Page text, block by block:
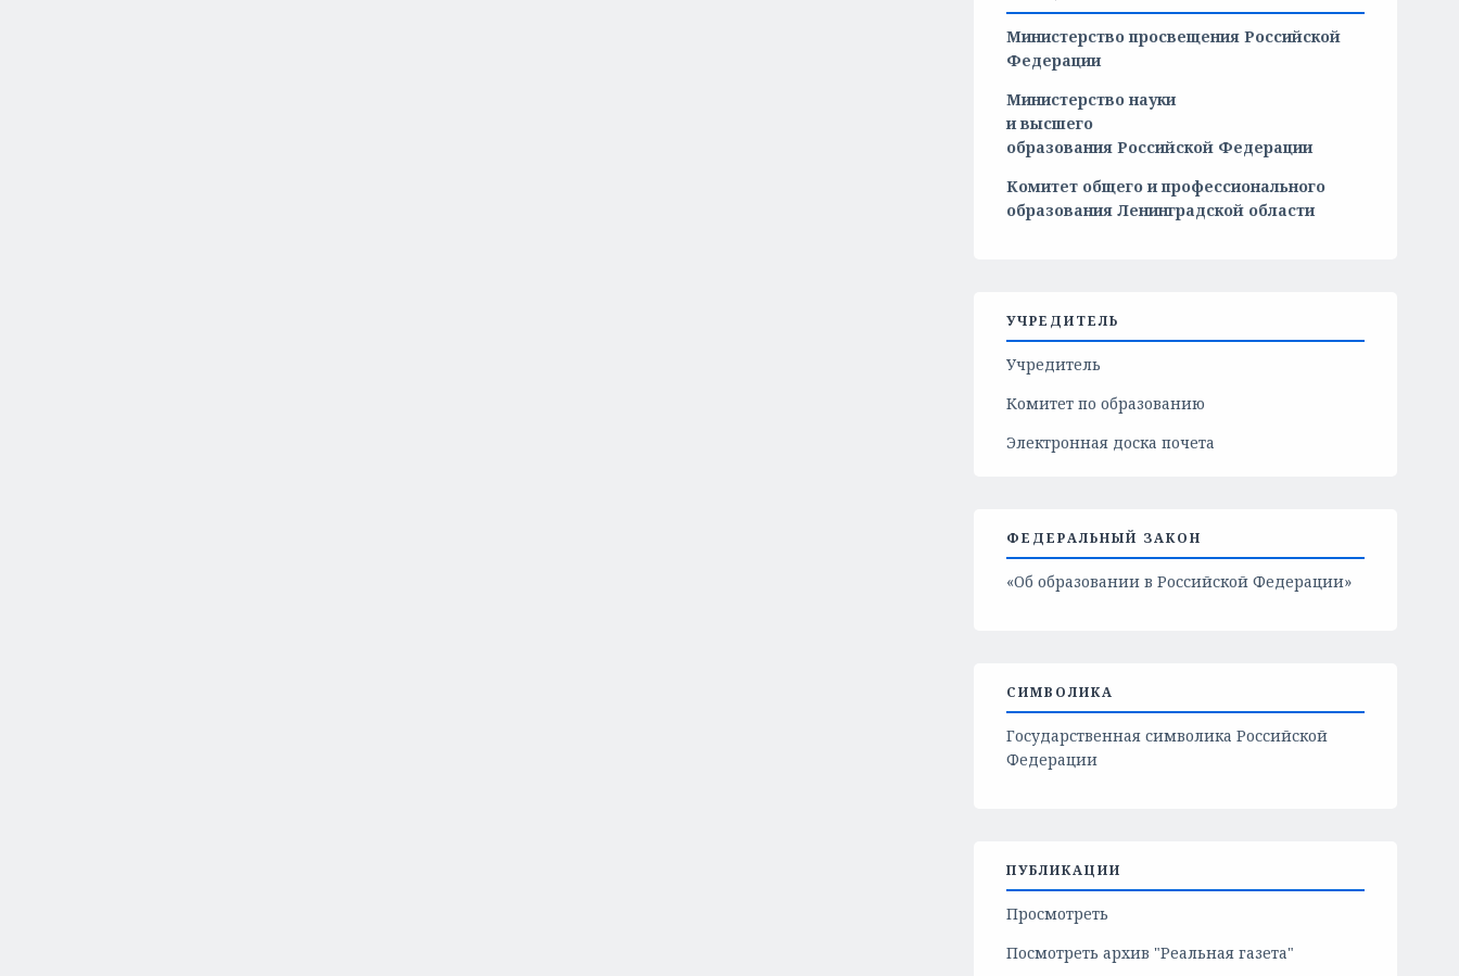
Министерство просвещения Российской
Федерации
Министерство науки
и высшего
образования Российской Федерации
Комитет общего и профессионального
образования Ленинградской области
УЧРЕДИТЕЛЬ
Учредитель
Комитет по образованию
Электронная доска почета
ФЕДЕРАЛЬНЫЙ ЗАКОН
«Об образовании в Российской Федерации»
СИМВОЛИКА
Государственная символика Российской
Федерации
ПУБЛИКАЦИИ
Просмотреть
Посмотреть архив "Реальная газета"